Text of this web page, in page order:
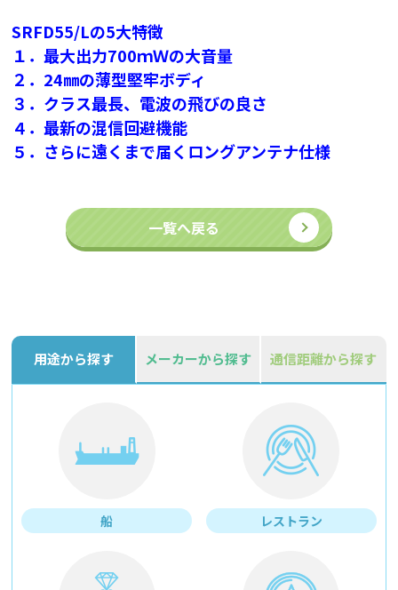
SRFD55/Lの5大特徴
１．最大出力700ｍＷの大音量
２．24㎜の薄型堅牢ボディ
３．クラス最長、電波の飛びの良さ
４．最新の混信回避機能
５．さらに遠くまで届くロングアンテナ仕様
一覧へ戻る
用途から探す メーカーから探す 通信距離から探す
船 レストラン